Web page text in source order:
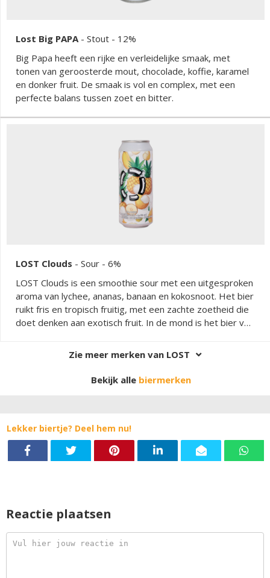
Lost Big PAPA - Stout - 12%
Big Papa heeft een rijke en verleidelijke smaak, met
tonen van geroosterde mout, chocolade, koffie, karamel
en donker fruit. De smaak is vol en complex, met een
perfecte balans tussen zoet en bitter.
LOST Clouds - Sour - 6%
LOST Clouds is een smoothie sour met een uitgesproken
aroma van lychee, ananas, banaan en kokosnoot. Het bier
ruikt fris en tropisch fruitig, met een zachte zoetheid die
doet denken aan exotisch fruit. In de mond is het bier vol,
fruitsmaken en een lichte zuurheid op de achtergrond. De
afdronk is fris en licht zuur, waarbij het fruit lang aanwezig
blijft. Door het gebruik van lactose en havermout krijgt
het bier een opvallend romige, smoothie-achtige body
Zie meer merken van LOST
Bekijk alle biermerken
Lekker biertje? Deel hem nu!
Reactie plaatsen